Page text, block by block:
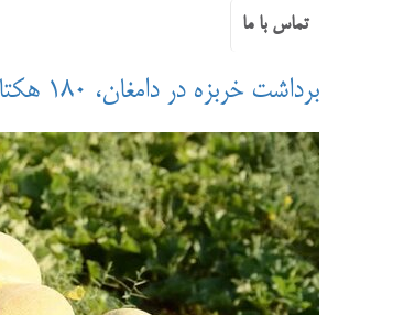
تماس با ما
برداشت خربزه در دامغان، ۱۸۰ هکتار از جالیزهای دامغان زیر کشت خربزه است